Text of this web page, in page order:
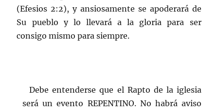
(Efesios 2:2), y ansiosamente se apoderará de
Su pueblo y lo llevará a la gloria para ser
consigo mismo para siempre.
Debe entenderse que el Rapto de la iglesia
será un evento REPENTINO. No habrá aviso